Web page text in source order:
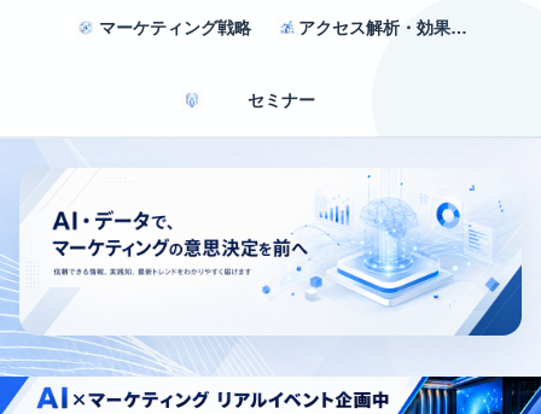
マーケティング戦略 アクセス解析・効果測定
セミナー